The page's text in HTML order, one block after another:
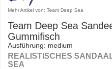
Mehr Artikel von: Team Deep Sea
Team Deep Sea
Gummifisch
Ausführung: medium
REALISTISCHES
SEA